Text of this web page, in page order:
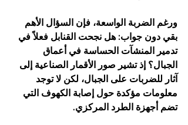
ورغم الضربة الواسعة، فإن السؤال الأهم
بقي دون جواب: هل نجحت القنابل فعلاً في
تدمير المنشآت الحساسة في أعماق
الجبال؟ إذ تشير صور الأقمار الصناعية إلى
آثار للضربات على الجبال، لكن لا توجد
معلومات مؤكدة حول إصابة الكهوف التي
تضم أجهزة الطرد المركزي.